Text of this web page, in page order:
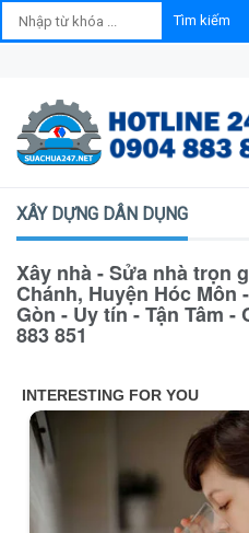
XÂY DỰNG DÂN DỤNG
Xây nhà - Sửa nhà trọn
Chánh, Huyện Hóc Môn
Gòn - Uy tín - Tận Tâm -
883 851